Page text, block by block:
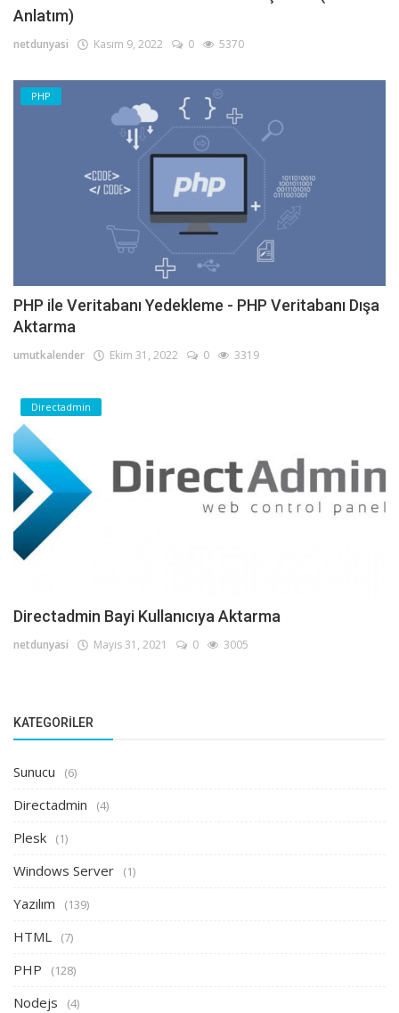
Anlatım)
netdunyasi Kasım 9, 2022 0 5370
PHP
PHP ile Veritabanı Yedekleme - PHP Veritabanı Dışa
Aktarma
umutkalender Ekim 31, 2022 0 3319
Directadmin
Directadmin Bayi Kullanıcıya Aktarma
netdunyasi Mayıs 31, 2021 0 3005
KATEGORILER
Sunucu (6)
Directadmin (4)
Plesk (1)
Windows Server (1)
Yazılım (139)
HTML (7)
PHP (128)
Nodejs (4)